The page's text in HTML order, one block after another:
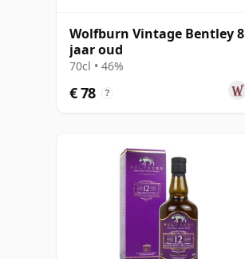
Wolfburn Vintage Bentley 8
jaar oud
70cl • 46%
€ 78 ?